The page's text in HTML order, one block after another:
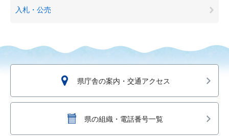
入札・公売
県庁舎の案内・交通アクセス
県の組織・電話番号一覧